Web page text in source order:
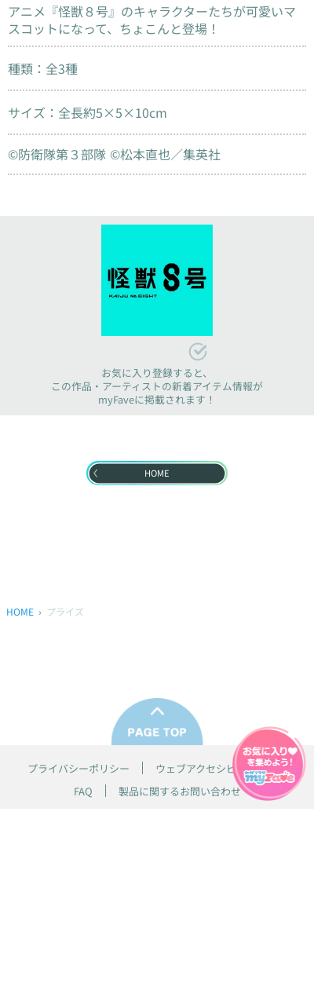
アニメ『怪獣８号』のキャラクターたちが可愛いマ
スコットになって、ちょこんと登場！
種類：全3種
サイズ：全長約5×5×10cm
©防衛隊第３部隊 ©松本直也／集英社
お気に入り登録すると、
この作品・アーティストの新着アイテム情報が
myFaveに掲載されます！
HOME
HOME プライズ
プライバシーポリシー
ウェブアクセシビリティ方針
FAQ
製品に関するお問い合わせ